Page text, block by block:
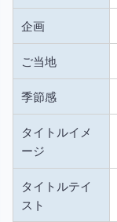
企画
ご当地
季節感
タイトルイメ
ージ
タイトルテイ
スト